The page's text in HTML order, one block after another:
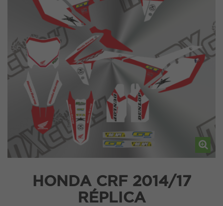
HONDA CRF 2014/17
RÉPLICA